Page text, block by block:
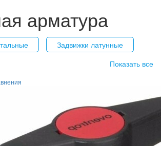
арматура
Задвижки латунные
латунь
Показать все